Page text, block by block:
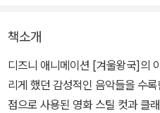
책소개
디즈니 애니메이션 [겨울왕국]의
리게 했던 감성적인 음악들을 수
점으로 사용된 영화 스틸 컷과 클